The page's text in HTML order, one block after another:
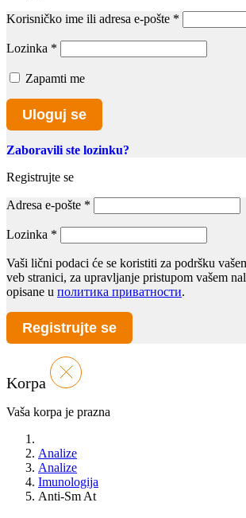
Korisničko ime ili adresa e-pošte *
Lozinka *
Zapamti me
Uloguj se
Zaboravili ste lozinku?
Registrujte se
Adresa e-pošte *
Lozinka *
Vaši lični podaci će se koristiti za podršku
veb stranici, za upravljanje pristupom vašem
opisane u политика приватности.
Registrujte se
Korpa
Vaša korpa je prazna
Analize
Analize
Imunologija
Anti-Sm At